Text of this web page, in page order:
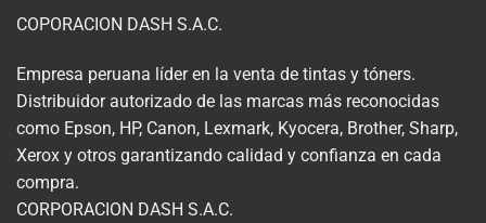
COPORACION DASH S.A.C.
Empresa peruana líder en la venta de tintas y tóners.
Distribuidor autorizado de las marcas más reconocidas
como Epson, HP, Canon, Lexmark, Kyocera, Brother, Sharp,
Xerox y otros garantizando calidad y confianza en cada
compra.
CORPORACION DASH S.A.C.